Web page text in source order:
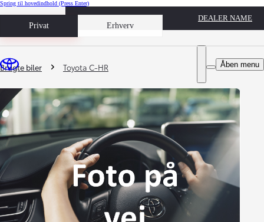
Spring til hovedindhold (Press Enter)
Privat Erhverv
Book prøvetur
DEALER NAME
Åben menu
Du er her
Brugte biler Toyota C-HR